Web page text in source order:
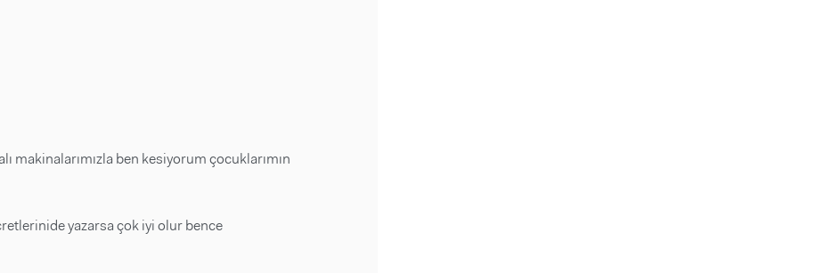
makinalarımızla ben kesiyorum çocuklarımın
yazarsa çok iyi olur bence